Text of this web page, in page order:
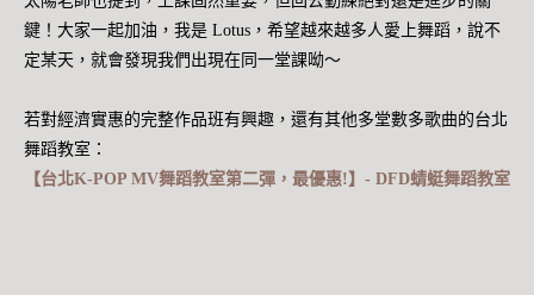
鍵！大家一起加油，我是 Lotus，希望越來越多人愛上舞蹈，說不
定某天，就會發現我們出現在同一堂課呦～
若對經濟實惠的完整作品班有興趣，還有其他多堂數多歌曲的台北
舞蹈教室：
【台北K-POP MV舞蹈教室第二彈，最優惠!】- DFD蜻蜓舞蹈教室